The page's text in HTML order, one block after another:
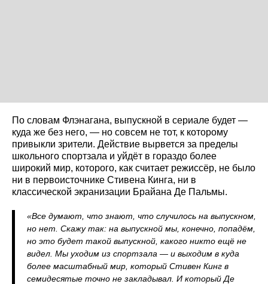
По словам Флэнагана, выпускной в сериале будет —
куда же без него, — но совсем не тот, к которому
привыкли зрители. Действие вырвется за пределы
школьного спортзала и уйдёт в гораздо более
широкий мир, которого, как считает режиссёр, не было
ни в первоисточнике Стивена Кинга, ни в
классической экранизации Брайана Де Пальмы.
«Все думают, что знают, что случилось на выпускном,
но нет. Скажу так: на выпускной мы, конечно, попадём,
но это будет такой выпускной, какого никто ещё не
видел. Мы уходим из спортзала — и выходим в куда
более масштабный мир, который Стивен Кинг в
семидесятые точно не закладывал. И который Де